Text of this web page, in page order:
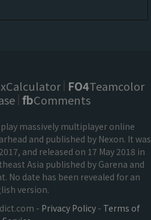
FO4Teamcolor
fbComments
massively multiplayer online
and published by Nexon. It was
and released on 17 May 2018 in
Asia published by Garena and
No date has been revealed for an
version.
- Privacy Policy- Terms of